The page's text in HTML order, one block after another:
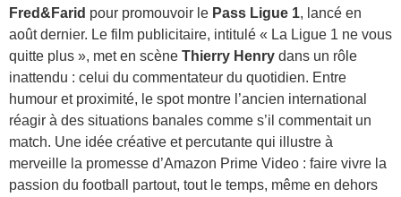
Fred&Farid pour promouvoir le Pass Ligue 1, lancé en
août dernier. Le film publicitaire, intitulé « La Ligue 1 ne vous
quitte plus », met en scène Thierry Henry dans un rôle
inattendu : celui du commentateur du quotidien. Entre
humour et proximité, le spot montre l’ancien international
réagir à des situations banales comme s’il commentait un
match. Une idée créative et percutante qui illustre à
merveille la promesse d’Amazon Prime Video : faire vivre la
passion du football partout, tout le temps, même en dehors